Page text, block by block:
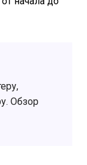
Обзор